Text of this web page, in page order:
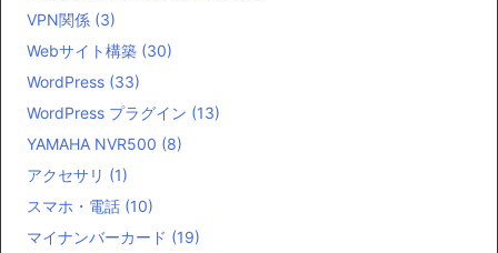
VPN関係 (3)
Webサイト構築 (30)
WordPress (33)
WordPress プラグイン (13)
YAMAHA NVR500 (8)
アクセサリ (1)
スマホ・電話 (10)
マイナンバーカード (19)